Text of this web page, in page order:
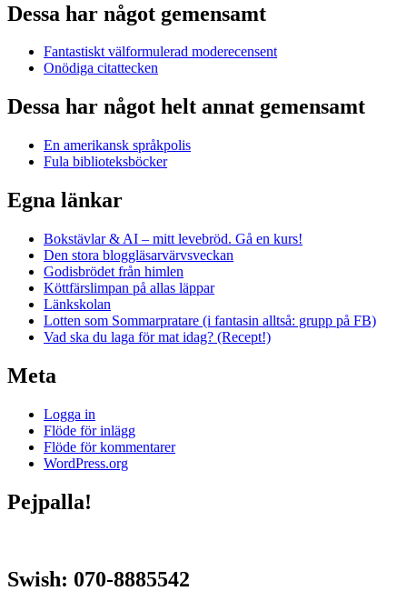
Dessa har något gemensamt
Fantastiskt välformulerad moderecensent
Onödiga citattecken
Dessa har något helt annat gemensamt
En amerikansk språkpolis
Fula biblioteksböcker
Egna länkar
Bokstävlar & AI – mitt levebröd. Gå en kurs!
Den stora bloggläsarvärvsveckan
Godisbrödet från himlen
Köttfärslimpan på allas läppar
Länkskolan
Lotten som Sommarpratare (i fantasin alltså: grupp på FB)
Vad ska du laga för mat idag? (Recept!)
Meta
Logga in
Flöde för inlägg
Flöde för kommentarer
WordPress.org
Pejpalla!
Swish: 070-8885542